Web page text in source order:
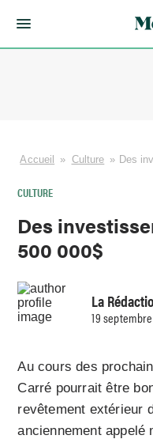
Accueil » Culture » Des
CULTURE
Des
500 000$
La
19
Au cours des
Carré pourrait être
revêtement extérieur
anciennement appelé